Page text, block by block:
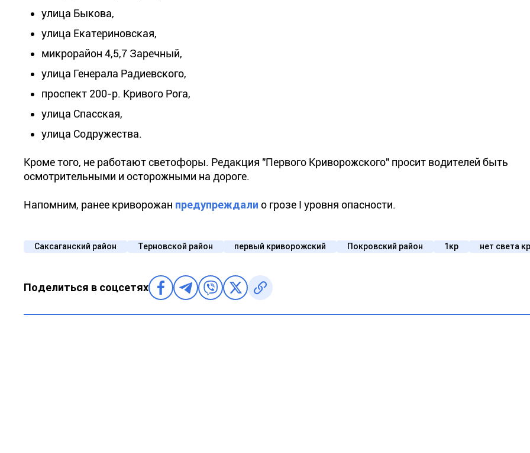
улица Быкова,
улица Екатериновская,
микрорайон 4,5,7 Заречный,
улица Генерала Радиевского,
проспект 200-р. Кривого Рога,
улица Спасская,
улица Содружества.
Кроме того, не работают светофоры. Редакция "Первого Криворожского" просит водителей быть
осмотрительными и осторожными на дороге.
Напомним, ранее криворожан предупреждали о грозе І уровня опасности.
Саксаганский район Терновской район первый криворожский Покровский район 1кр нет света
Поделиться в соцсетях